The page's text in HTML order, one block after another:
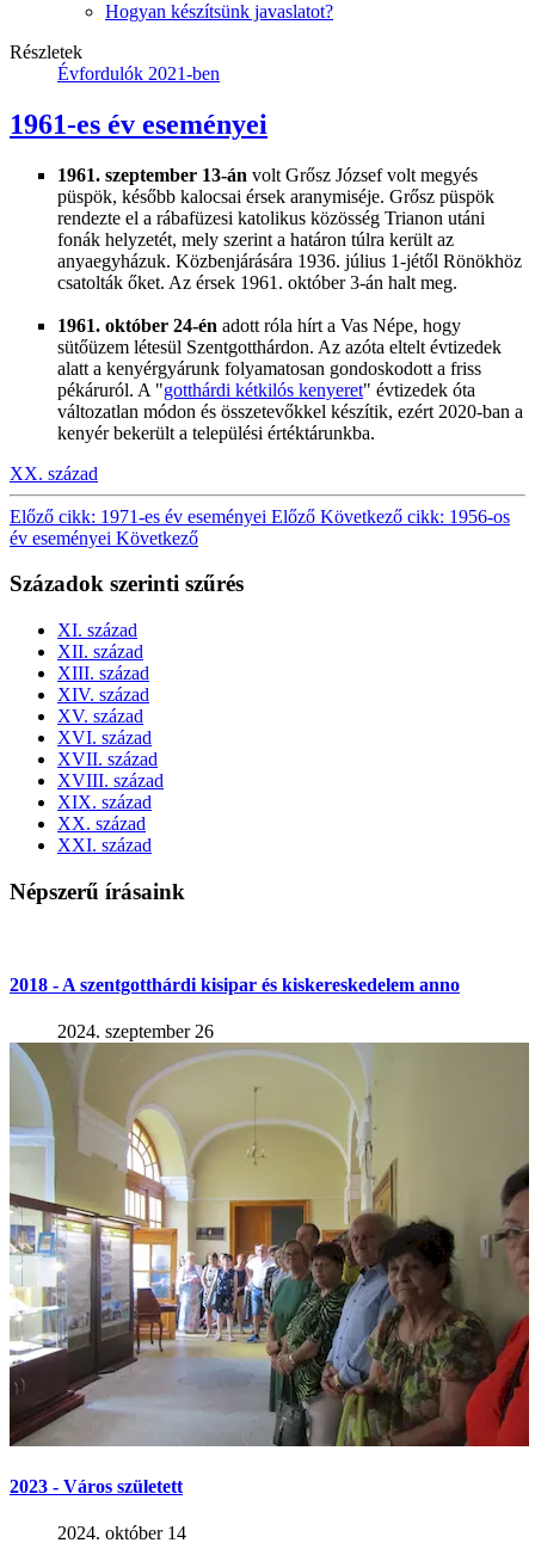
Hogyan készítsünk javaslatot?
Részletek
Évfordulók 2021-ben
1961-es év eseményei
1961. szeptember 13-án volt Grősz József volt megyés
püspök, később kalocsai érsek aranymiséje. Grősz püspök
rendezte el a rábafüzesi katolikus közösség Trianon utáni
fonák helyzetét, mely szerint a határon túlra került az
anyaegyházuk. Közbenjárására 1936. július 1-jétől Rönökhöz
csatolták őket. Az érsek 1961. október 3-án halt meg.
1961. október 24-én adott róla hírt a Vas Népe, hogy
sütőüzem létesül Szentgotthárdon. Az azóta eltelt évtizedek
alatt a kenyérgyárunk folyamatosan gondoskodott a friss
pékáruról. A "gotthárdi kétkilós kenyeret" évtizedek óta
változatlan módon és összetevőkkel készítik, ezért 2020-ban a
kenyér bekerült a települési értéktárunkba.
XX. század
Előző cikk: 1971-es év eseményei Előző Következő cikk: 1956-os
év eseményei Következő
Századok szerinti szűrés
XI. század
XII. század
XIII. század
XIV. század
XV. század
XVI. század
XVII. század
XVIII. század
XIX. század
XX. század
XXI. század
Népszerű írásaink
2018 - A szentgotthárdi kisipar és kiskereskedelem anno
2024. szeptember 26
2023 - Város született
2024. október 14